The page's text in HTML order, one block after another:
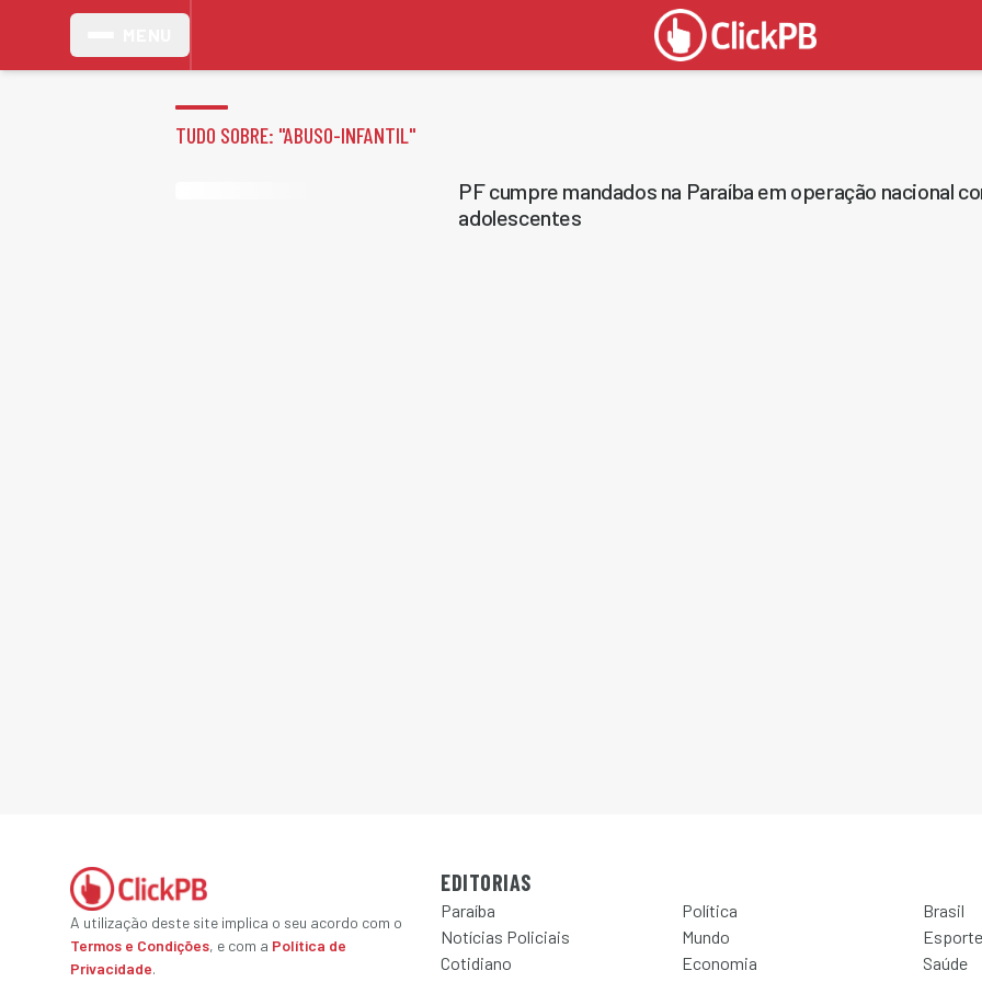
TUDO SOBRE: "ABUSO-INFANTIL"
PF cumpre mandados na Paraíba em operação nacional
adolescentes
A utilização deste site implica o seu acordo com o
Termos e Condições, e com a Política de
Privacidade.
EDITORIAS
Paraíba Política
Brasil
Notícias Policiais
Mundo
Esporte
Cotidiano
Economia
Saúde